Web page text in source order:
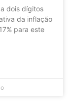
dois dígitos
da inflação
para este